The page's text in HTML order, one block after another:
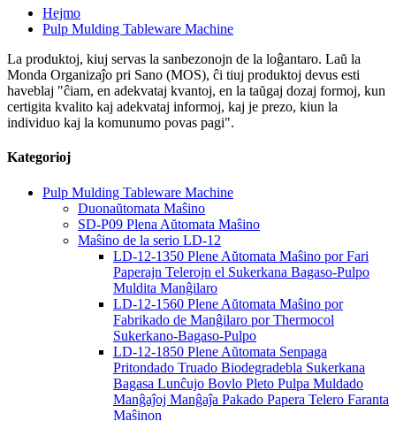
Hejmo
Pulp Mulding Tableware Machine
La produktoj, kiuj servas la sanbezonojn de la loĝantaro. Laŭ la
Monda Organizaĵo pri Sano (MOS), ĉi tiuj produktoj devus esti
haveblaj "ĉiam, en adekvataj kvantoj, en la taŭgaj dozaj formoj, kun
certigita kvalito kaj adekvataj informoj, kaj je prezo, kiun la
individuo kaj la komunumo povas pagi".
Kategorioj
Pulp Mulding Tableware Machine
Duonaŭtomata Maŝino
SD-P09 Plena Aŭtomata Maŝino
Maŝino de la serio LD-12
LD-12-1350 Plene Aŭtomata Maŝino por Fari
Paperajn Telerojn el Sukerkana Bagaso-Pulpo
Muldita Manĝilaro
LD-12-1560 Plene Aŭtomata Maŝino por
Fabrikado de Manĝilaro por Thermocol
Sukerkano-Bagaso-Pulpo
LD-12-1850 Plene Aŭtomata Senpaga
Pritondado Truado Biodegradebla Sukerkana
Bagasa Lunĉujo Bovlo Pleto Pulpa Muldado
Manĝaĵoj Manĝaĵa Pakado Papera Telero Faranta
Maŝinon